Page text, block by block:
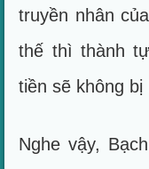
truyền nhân
thế thì thành
tiền sẽ không bị
Nghe vậy,